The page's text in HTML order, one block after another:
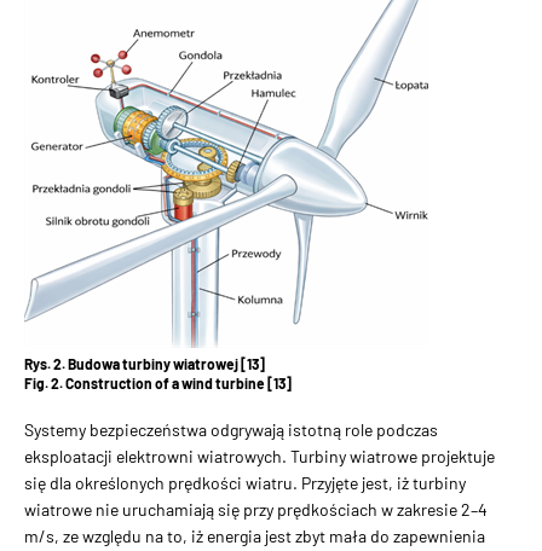
Rys. 2. Budowa turbiny wiatrowej [13]
Fig. 2. Construction of a wind turbine [13]
Systemy bezpieczeństwa odgrywają istotną role podczas
eksploatacji elektrowni wiatrowych. Turbiny wiatrowe projektuje
się dla określonych prędkości wiatru. Przyjęte jest, iż turbiny
wiatrowe nie uruchamiają się przy prędkościach w zakresie 2–4
m/s, ze względu na to, iż energia jest zbyt mała do zapewnienia